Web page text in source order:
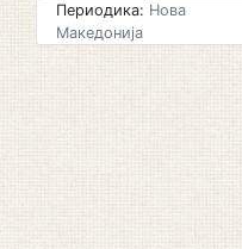
Периодика: Нова
Македонија